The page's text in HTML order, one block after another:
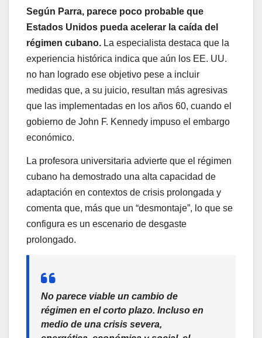
Según Parra, parece poco probable que
Estados Unidos pueda acelerar la caída del
régimen cubano. La especialista destaca que la
experiencia histórica indica que aún los EE. UU.
no han logrado ese objetivo pese a incluir
medidas que, a su juicio, resultan más agresivas
que las implementadas en los años 60, cuando el
gobierno de John F. Kennedy impuso el embargo
económico.
La profesora universitaria advierte que el régimen
cubano ha demostrado una alta capacidad de
adaptación en contextos de crisis prolongada y
comenta que, más que un “desmontaje”, lo que se
configura es un escenario de desgaste
prolongado.
No parece viable un cambio de
régimen en el corto plazo. Incluso en
medio de una crisis severa,